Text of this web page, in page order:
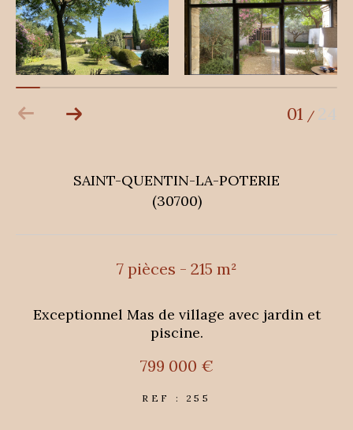
01 /
SAINT-QUENTIN-LA-POTERIE
(30700)
7 pièces - 215 m²
Exceptionnel Mas de village avec jardin et
piscine.
799 000 €
REF : 255